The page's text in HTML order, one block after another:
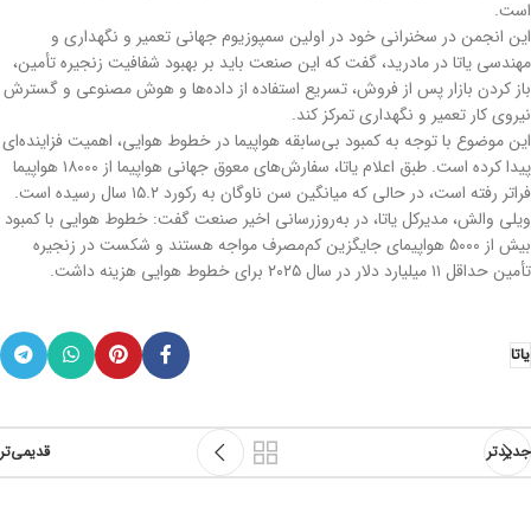
است.
این انجمن در سخنرانی خود در اولین سمپوزیوم جهانی تعمیر و نگهداری و
مهندسی یاتا در مادرید، گفت که این صنعت باید بر بهبود شفافیت زنجیره تأمین،
باز کردن بازار پس از فروش، تسریع استفاده از داده‌ها و هوش مصنوعی و گسترش
نیروی کار تعمیر و نگهداری تمرکز کند.
این موضوع با توجه به کمبود بی‌سابقه هواپیما در خطوط هوایی، اهمیت فزاینده‌ای
پیدا کرده است. طبق اعلام یاتا، سفارش‌های معوق جهانی هواپیما از ۱۸۰۰۰ هواپیما
فراتر رفته است، در حالی که میانگین سن ناوگان به رکورد ۱۵.۲ سال رسیده است.
ویلی والش، مدیرکل یاتا، در به‌روزرسانی اخیر صنعت گفت: خطوط هوایی با کمبود
بیش از ۵۰۰۰ هواپیمای جایگزین کم‌مصرف مواجه هستند و شکست در زنجیره
تأمین حداقل ۱۱ میلیارد دلار در سال ۲۰۲۵ برای خطوط هوایی هزینه داشت.
یاتا
جدیدتر قدیمی‌تر